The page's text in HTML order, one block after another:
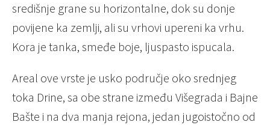
središnje grane su horizontalne, dok su donje
povijene ka zemlji, ali su vrhovi upereni ka vrhu.
Kora je tanka, smeđe boje, ljuspasto ispucala.
Areal ove vrste je usko područje oko srednjeg
toka Drine, sa obe strane između Višegrada i Bajne
Bašte i na dva manja rejona, jedan jugoistočno od